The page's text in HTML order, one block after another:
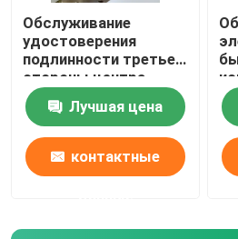
Обслуживание
удостоверения
подлинности третьей
стороны центра
испытательной
лаборатории
кондиционера
бытовой техники
лаборатории
Лучшая цена
контактные